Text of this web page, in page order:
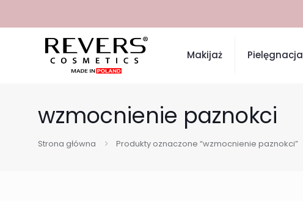
Makijaż Pielęgnacja
wzmocnienie paznokci
Strona główna Produkty oznaczone “wzmocnienie paznokci”